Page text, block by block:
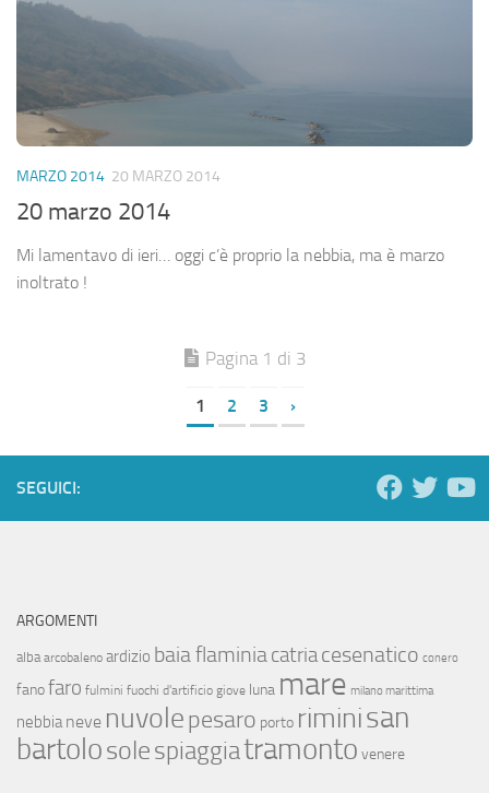
MARZO 2014 20 MARZO 2014
20 marzo 2014
Mi lamentavo di ieri… oggi c’è proprio la nebbia, ma è marzo
inoltrato !
Pagina 1 di 3
1 2 3 ›
SEGUICI:
ARGOMENTI
alba arcobaleno ardizio baia flaminiacatriacesenatico conero
fanofaro fulmini fuochi d'artificio giove luna mare milano marittima
nebbia neve nuvolepesaro porto riminisan
bartolosolespiaggiatramonto venere